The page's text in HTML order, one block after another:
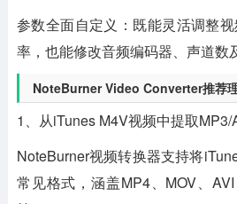
参数全面自定义：既能灵活调整
率，也能修改音频编码器、声道数
NoteBurner Video Converter推荐
1、从iTunes M4V视频中提取MP3/
NoteBurner视频转换器支持将
常见格式，涵盖MP4、MOV、